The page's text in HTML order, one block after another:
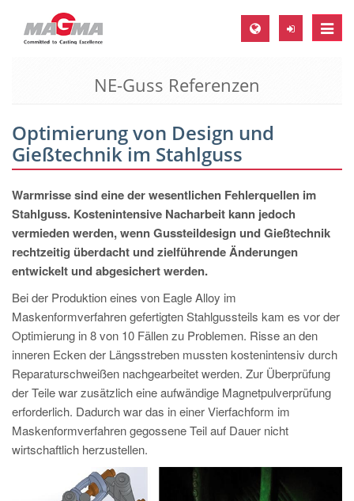
Toggle
MAGMA Europa, Deutschland
EN
CS
MAGMA Nordamerika, USA
EN
ES
MAGMA Asien-Pazifik, Singapur
EN
MAGMA Südamerika, Brasilien
PT
ES
MAGMA Türkei
EN
MAGMA China
NE-Guss Referenzen
Optimierung von Design und
Gießtechnik im Stahlguss
Warmrisse sind eine der wesentlichen Fehlerquellen im
Stahlguss. Kostenintensive Nacharbeit kann jedoch
vermieden werden, wenn Gussteildesign und Gießtechnik
rechtzeitig überdacht und zielführende Änderungen
entwickelt und abgesichert werden.
Bei der Produktion eines von Eagle Alloy im
Maskenformverfahren gefertigten Stahlgussteils kam es vor der
Optimierung in 8 von 10 Fällen zu Problemen. Risse an den
inneren Ecken der Längsstreben mussten kostenintensiv durch
Reparaturschweißen nachgearbeitet werden. Zur Überprüfung
der Teile war zusätzlich eine aufwändige Magnetpulverprüfung
erforderlich. Dadurch war das in einer Vierfachform im
Maskenformverfahren gegossene Teil auf Dauer nicht
wirtschaftlich herzustellen.